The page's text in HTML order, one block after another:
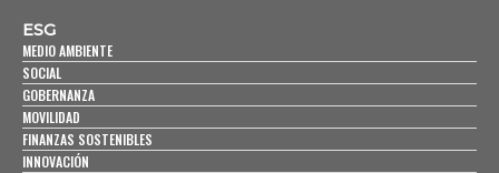
ESG
MEDIO AMBIENTE
SOCIAL
GOBERNANZA
MOVILIDAD
FINANZAS SOSTENIBLES
INNOVACIÓN